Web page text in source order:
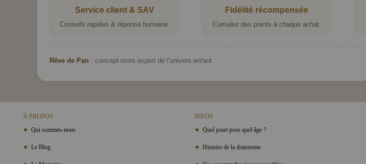
Service client & SAV
Conseils rapides & réponse humaine.
Fidélité récompensée
Cumulez des points à chaque achat.
Rêve de Pan · concept-store expert de l’univers enfant
À PROPOS
Qui sommes-nous
Le Blog
INFOS
Quel jouet pour quel âge ?
Histoire de la draisienne